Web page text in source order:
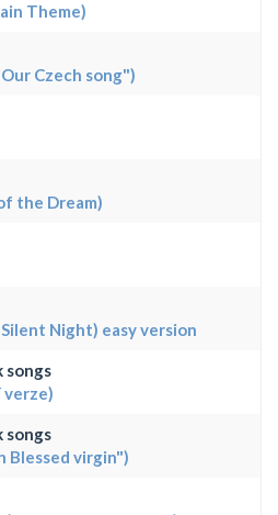
Theme)
Czech song")
the Dream)
Night) easy version
songs
verze)
songs
Blessed virgin")